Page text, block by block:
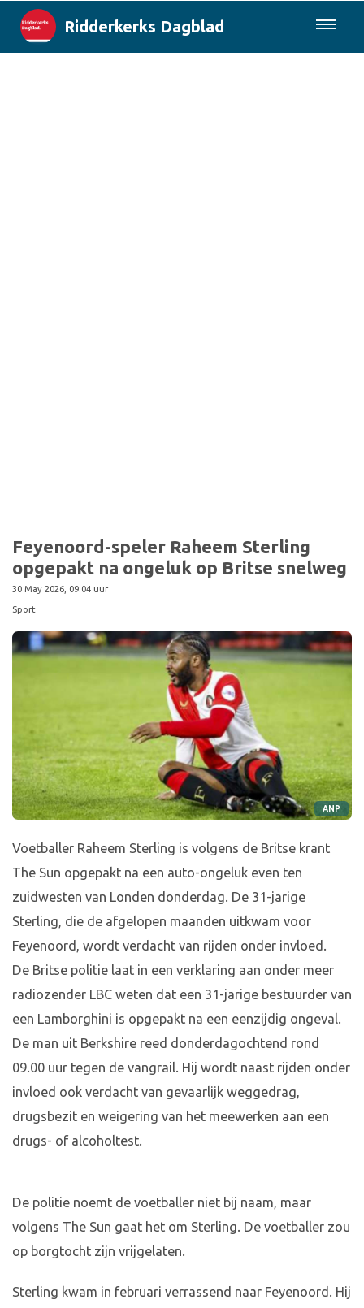
Ridderkerks Dagblad
Feyenoord-speler Raheem Sterling
opgepakt na ongeluk op Britse snelweg
30 May 2026, 09:04 uur
Sport
ANP
Voetballer Raheem Sterling is volgens de Britse krant
The Sun opgepakt na een auto-ongeluk even ten
zuidwesten van Londen donderdag. De 31-jarige
Sterling, die de afgelopen maanden uitkwam voor
Feyenoord, wordt verdacht van rijden onder invloed.
De Britse politie laat in een verklaring aan onder meer
radiozender LBC weten dat een 31-jarige bestuurder van
een Lamborghini is opgepakt na een eenzijdig ongeval.
De man uit Berkshire reed donderdagochtend rond
09.00 uur tegen de vangrail. Hij wordt naast rijden onder
invloed ook verdacht van gevaarlijk weggedrag,
drugsbezit en weigering van het meewerken aan een
drugs- of alcoholtest.
De politie noemt de voetballer niet bij naam, maar
volgens The Sun gaat het om Sterling. De voetballer zou
op borgtocht zijn vrijgelaten.
Sterling kwam in februari verrassend naar Feyenoord. Hij